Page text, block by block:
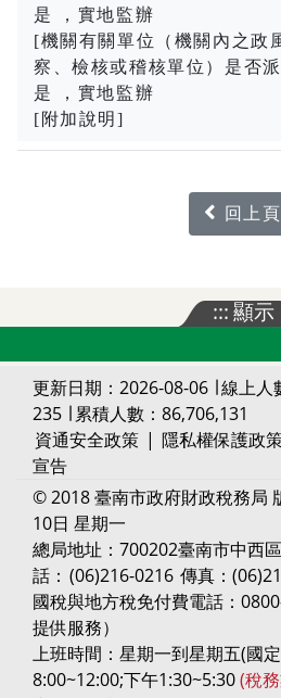
是 ，實地監辦
[機關有關單位（機關內之政
察、檢核或稽核單位）是否
是 ，實地監辦
[附加說明]
回上頁
:::顯示
更新日期：2026-08-06 ∣ 線上人
235 ∣ 累積人數：86,706,131
資通安全政策 | 隱私權保護政
宣告
© 2018 臺南市政府財政稅務局
10日 星期一
總局地址：700202臺南市中西
話： (06)216-0216 傳真：
國稅與地方稅免付費電話：
提供服務）
上班時間：星期一到星期五(國
8:00~12:00;下午1:30~5:30(稅